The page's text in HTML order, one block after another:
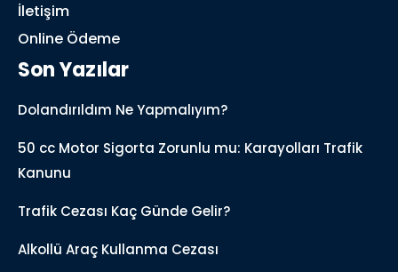
İletişim
Online Ödeme
Son Yazılar
Dolandırıldım Ne Yapmalıyım?
50 cc Motor Sigorta Zorunlu mu: Karayolları Trafik
Kanunu
Trafik Cezası Kaç Günde Gelir?
Alkollü Araç Kullanma Cezası